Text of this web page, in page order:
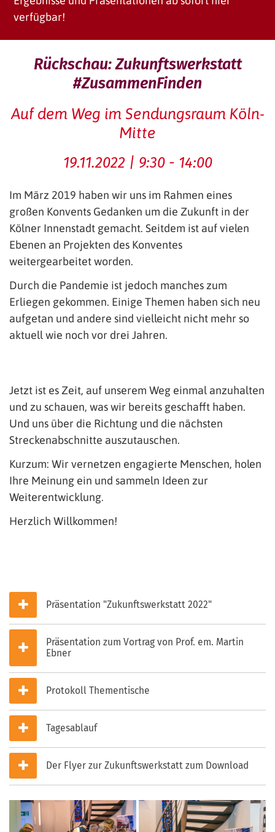
verfügbar!
Rückschau: Zukunftswerkstatt
#ZusammenFinden
Auf dem Weg im Sendungsraum Köln-
Mitte
19.11.2022 | 9:30 - 14:00
Im März 2019 haben wir uns im Rahmen eines
großen Konvents Gedanken um die Zukunft in der
Kölner Innenstadt gemacht. Seitdem ist auf vielen
Ebenen an Projekten des Konventes
weitergearbeitet worden.
Durch die Pandemie ist jedoch manches zum
Erliegen gekommen. Einige Themen haben sich neu
aufgetan und andere sind vielleicht nicht mehr so
aktuell wie noch vor drei Jahren.
Jetzt ist es Zeit, auf unserem Weg einmal anzuhalten
und zu schauen, was wir bereits geschafft haben.
Und uns über die Richtung und die nächsten
Streckenabschnitte auszutauschen.
Kurzum: Wir vernetzen engagierte Menschen, holen
Ihre Meinung ein und sammeln Ideen zur
Weiterentwicklung.
Herzlich Willkommen!
Präsentation "Zukunftswerkstatt 2022"
Präsentation zum Vortrag von Prof. em. Martin
Ebner
Protokoll Thementische
Tagesablauf
Der Flyer zur Zukunftswerkstatt zum Download